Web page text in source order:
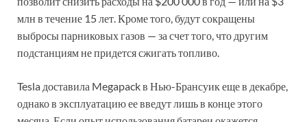
млн в течение 15 лет. Кроме того, будут сокращены
выбросы парниковых газов — за счет того, что другим
подстанциям не придется сжигать топливо.
Tesla доставила Megapack в Нью-Брансуик еще в декабре,
однако в эксплуатацию ее введут лишь в конце этого